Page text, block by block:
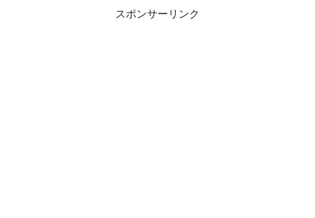
スポンサーリンク